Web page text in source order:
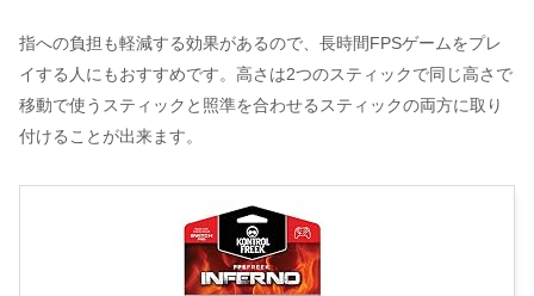
指への負担も軽減する効果があるので、長時間FPSゲームをプレ
イする人にもおすすめです。高さは2つのスティックで同じ高さで
移動で使うスティックと照準を合わせるスティックの両方に取り
付けることが出来ます。